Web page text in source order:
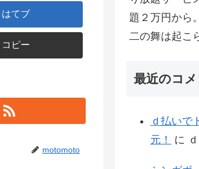
はてブ
コピー
motomoto
題２万円から
二の舞は起こ
最近のコメ
ｄ払いで
元！
に ｄ